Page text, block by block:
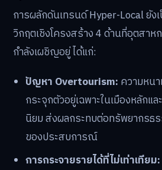
การผลักดันเทรนด์ Hyper-Local ยั
วิกฤตเชิงโครงสร้าง 4 ด้านที่อุตสาห
กำลังเผชิญอยู่ ได้แก่:
ปัญหา Overtourism: ความหน
กระจุกตัวอยู่เฉพาะในเมืองหลักแ
นิยม ส่งผลกระทบต่อทรัพยากรธ
ของประสบการณ์
การกระจายรายได้ที่ไม่เท่าเทียม: